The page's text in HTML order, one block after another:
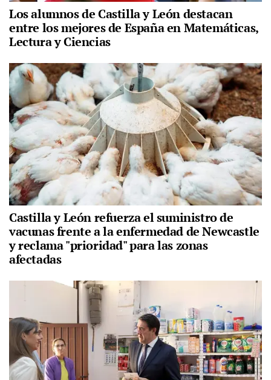
Los alumnos de Castilla y León destacan
entre los mejores de España en Matemáticas,
Lectura y Ciencias
Castilla y León refuerza el suministro de
vacunas frente a la enfermedad de Newcastle
y reclama "prioridad" para las zonas
afectadas